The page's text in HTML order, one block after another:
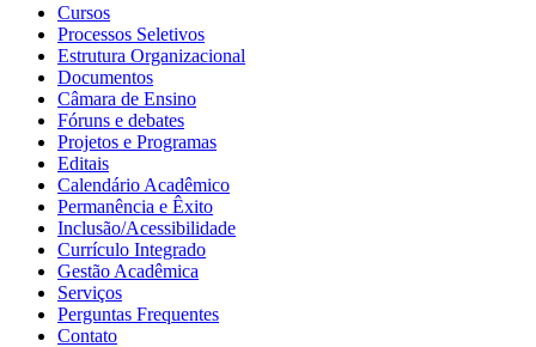
Cursos
Processos Seletivos
Estrutura Organizacional
Documentos
Câmara de Ensino
Fóruns e debates
Projetos e Programas
Editais
Calendário Acadêmico
Permanência e Êxito
Inclusão/Acessibilidade
Currículo Integrado
Gestão Acadêmica
Serviços
Perguntas Frequentes
Contato